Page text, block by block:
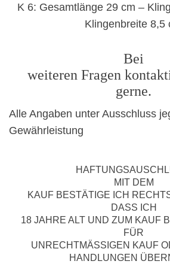
K 6: Gesamtlänge 29 cm –
Klingenbreite 8,5
Bei
weiteren Fragen
gerne.
Alle Angaben unter Ausschluss
Gewährleistung
MIT DEM
KAUF BESTÄTIGE ICH
DASS ICH
18 JAHRE ALT UND ZUM KAUF
FÜR
UNRECHTMÄSSIGEN KAUF
HANDLUNGEN